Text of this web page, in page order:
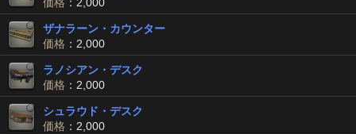
ザナラーン・カウンター
価格 ：2,000
ラノシアン・デスク
価格 ：2,000
シュラウド・デスク
価格 ：2,000